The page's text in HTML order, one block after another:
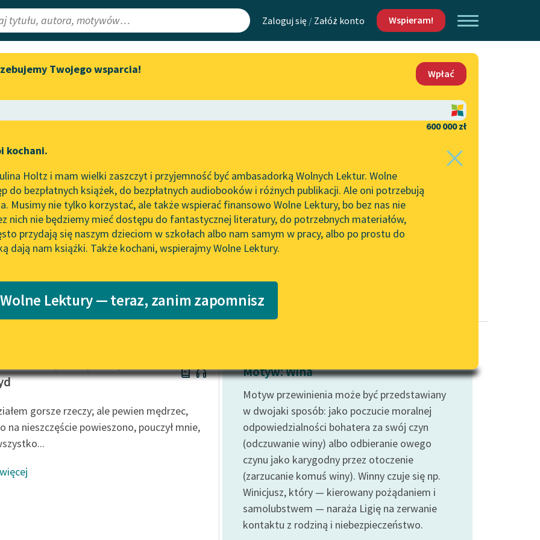
Zaloguj się / Załóż konto Wspieram!
Lektury
redakcyjne
Aktualności
„Prokurator Alicja Horn” do
literatury skandynawskiej
Spotkanie z Katarzyną Tunkiel
w Oslo
102. lata temu zmarł Joseph
Conrad
Lektury szkolne i klasyka
literatury do słuchania dla
E-kolekcja lektur szkolnych i
literatury do słuchania dla
niepełnosprawnościami
Feministyczne inspiracje.
Popularyzacja skandynawskiej
Mapa Wolnych Lektur
Leśmianator
API
OAI-PMH
Widget Wolnych Lektur
Katalog
Katalog w formacie PDF
Kontakt
O projekcie
Zasady wykorzystania
Wolnych Lektur
Logotypy
Materiały promocyjne
wrażliwych
Deklaracja dostępności
Twojego wsparcia!
Wpłać
600 000 zł
kochani.
Holtz i mam wielki zaszczyt i przyjemność być ambasadorką Wolnych Lektur. Wolne
do bezpłatnych książek, do bezpłatnych audiobooków i różnych publikacji. Ale oni potrzebują
Musimy nie tylko korzystać, ale także wspierać finansowo Wolne Lektury, bo bez nas nie
nich nie będziemy mieć dostępu do fantastycznej literatury, do potrzebnych materiałów,
przydają się naszym dzieciom w szkołach albo nam samym w pracy, albo po prostu do
dają nam książki. Także kochani, wspierajmy Wolne Lektury.
Lektury — teraz, zanim zapomnisz
(Voltaire / Wolter)✖
gorsze rzeczy; ale pewien mędrzec,
na nieszczęście powieszono, pouczył mnie,
Motyw: Wina
Motyw przewinienia może być przedstawiany
w dwojaki sposób: jako poczucie moralnej
odpowiedzialności bohatera za swój czyn
(odczuwanie winy) albo odbieranie owego
czynu jako karygodny przez otoczenie
(zarzucanie komuś winy). Winny czuje się np.
Winicjusz, który — kierowany pożądaniem i
samolubstwem — naraża Ligię na zerwanie
kontaktu z rodziną i niebezpieczeństwo.